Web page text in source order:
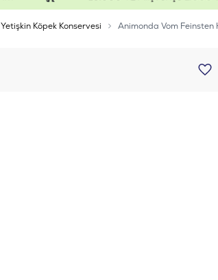
Yetişkin Köpek Konservesi Animonda Vom Feinsten